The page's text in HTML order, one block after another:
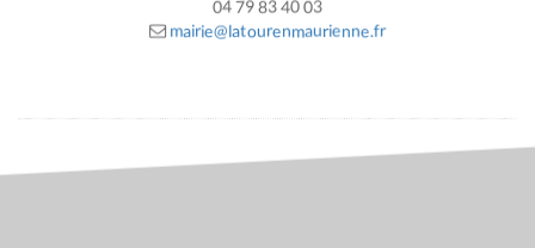
04 79 83 40 03
mairie@latourenmaurienne.fr